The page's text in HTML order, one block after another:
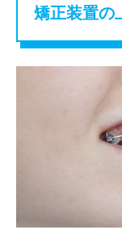
矯正装置の